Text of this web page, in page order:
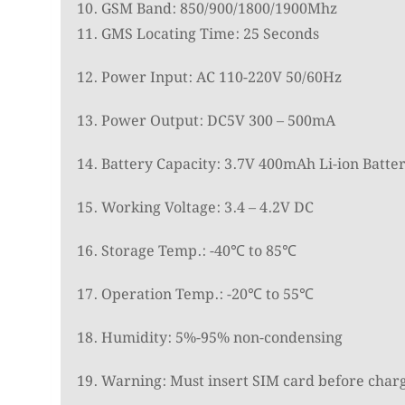
10. GSM Band: 850/900/1800/1900Mhz
11. GMS Locating Time: 25 Seconds
12. Power Input: AC 110-220V 50/60Hz
13. Power Output: DC5V 300 – 500mA
14. Battery Capacity: 3.7V 400mAh Li-ion
15. Working Voltage: 3.4 – 4.2V DC
16. Storage Temp.: -40℃ to 85℃
17. Operation Temp.: -20℃ to 55℃
18. Humidity: 5%-95% non-condensing
19. Warning: Must insert SIM card before